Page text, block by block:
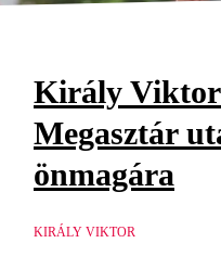
Király Viktor
Megasztár
önmagára
KIRÁLY VIKTOR